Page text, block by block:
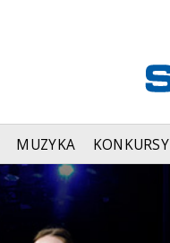
MUZYKA KONKURSY